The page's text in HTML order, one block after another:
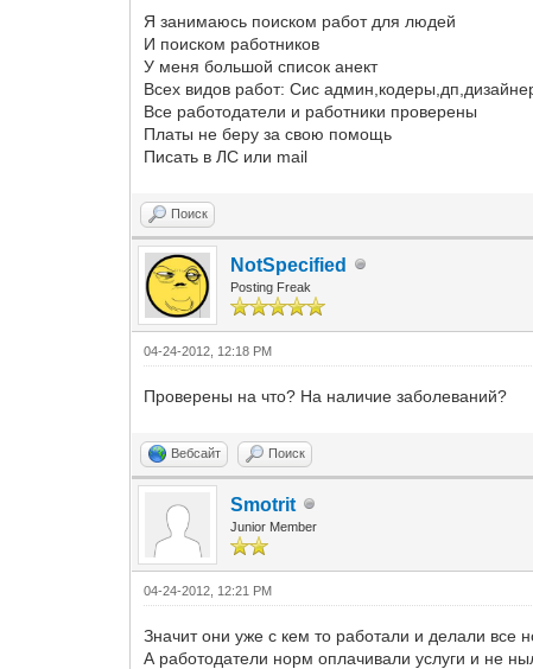
Я занимаюсь поиском работ для людей
И поиском работников
У меня большой список анект
Всех видов работ: Сис
Все работодатели и работники проверены
Платы не беру за свою помощь
Писать в ЛС или mail
Поиск
NotSpecified
Posting Freak
04-24-2012, 12:18 PM
Проверены на что? На наличие заболеваний?
Вебсайт Поиск
Smotrit
Junior Member
04-24-2012, 12:21 PM
Значит они уже с кем то работали и делали все
А работодатели норм оплачивали услуги и не